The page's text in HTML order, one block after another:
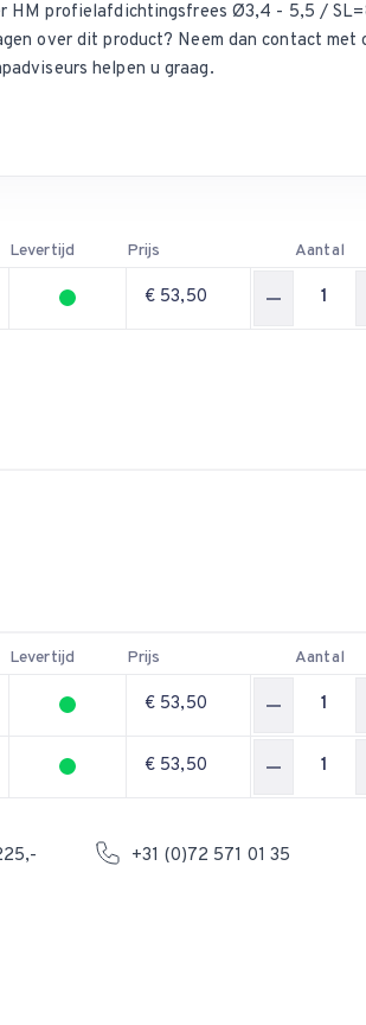
HM profielafdichtingsfrees Ø3,4 - 5,5 /
over dit product? Neem dancontact met
helpen u graag.
Levertijd Prijs Aantal
€ 53,50
Levertijd Prijs Aantal
€ 53,50
€ 53,50
+31 (0)72 571 01 35